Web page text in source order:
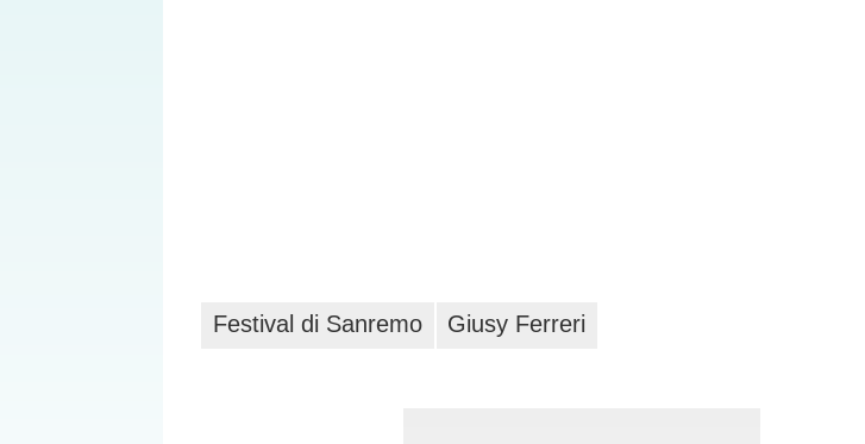
Festival di Sanremo Giusy Ferreri